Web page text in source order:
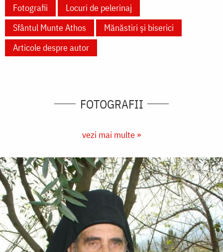
Fotografii
Locuri de pelerinaj
Sfântul Munte Athos
Mănăstiri și biserici
Articole despre autor
FOTOGRAFII
vezi mai multe »